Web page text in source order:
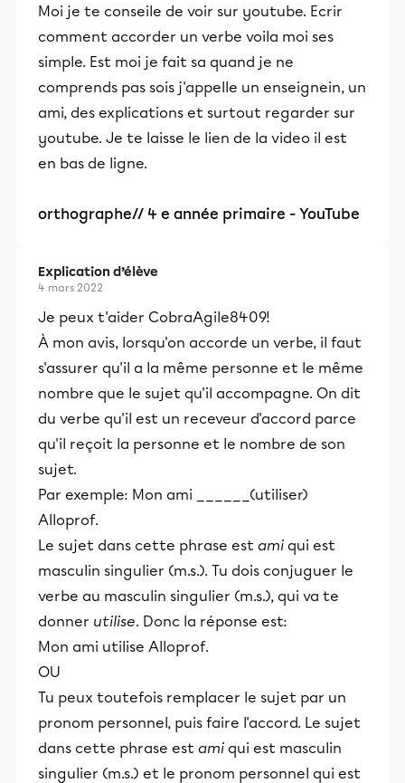
Moi je te conseile de voir sur youtube. Ecrir
comment accorder un verbe voila moi ses
simple. Est moi je fait sa quand je ne
comprends pas sois j'appelle un enseignein, un
ami, des explications et surtout regarder sur
youtube. Je te laisse le lien de la video il est
en bas de ligne.
orthographe// 4 e année primaire - YouTube
Explication d’élève
4 mars 2022
Je peux t'aider CobraAgile8409!
À mon avis, lorsqu'on accorde un verbe, il faut
s'assurer qu'il a la même personne et le même
nombre que le sujet qu'il accompagne. On dit
du verbe qu'il est un receveur d'accord parce
qu'il reçoit la personne et le nombre de son
sujet.
Par exemple: Mon ami ______(utiliser)
Alloprof.
Le sujet dans cette phrase est ami qui est
masculin singulier (m.s.). Tu dois conjuguer le
verbe au masculin singulier (m.s.), qui va te
donner utilise. Donc la réponse est:
Mon ami utilise Alloprof.
OU
Tu peux toutefois remplacer le sujet par un
pronom personnel, puis faire l'accord. Le sujet
dans cette phrase est ami qui est masculin
singulier (m.s.) et le pronom personnel qui est